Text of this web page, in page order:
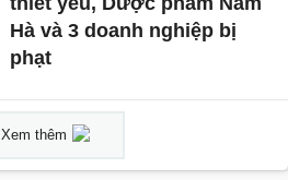
Hà và 3 doanh nghiệp bị
phạt
Xem thêm